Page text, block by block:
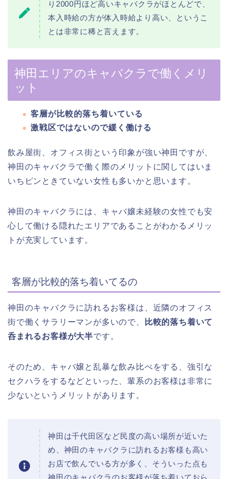
り2000円ほど高いキャバクラがほとんどで、
本入時給の方が体入時給より高い、というこ
とは非常に稀と言えます。
神田エリアのキャバクラで働くメリ
ット
客層が比較的落ち着いている
激戦区ではないので緩く働ける
飲み屋街、オフィス街という印象が強い神田ですが、
神田のキャバクラで働く際のメリットに関してはいま
いちピンときていない女性も多いかと思います。
神田のキャバクラには、キャバ嬢未経験の女性でも安
心して働ける隠れたエリアであることがわかるメリッ
トが充実しています。
客層が比較的落ち着いてるの
神田のキャバクラに訪れるお客様は、近隣のオフィス
街で働くサラリーマンが多いので、
比較的落ち着いて
呑まれるお客様が大半です。
そのため、キャバ嬢と乱暴な飲み比べをする、強引な
セクハラをするなどといった、輩系のお客様は非常に
少ないというメリットがあります。
神田は千代田区など民度の高い場所が近いた
め、神田のキャバクラに訪れるお客様も高い
お店で飲んでいる方が多く、そういった点も